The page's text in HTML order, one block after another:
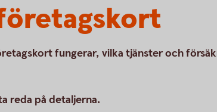
fungerar, vilka tjänster och
reda på detaljerna.